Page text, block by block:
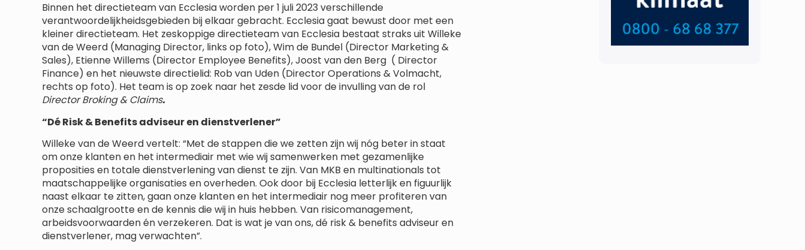
Binnen het directieteam van Ecclesia worden per 1 juli 2023 verschillende
verantwoordelijkheidsgebieden bij elkaar gebracht. Ecclesia gaat bewust door met een
kleiner directieteam. Het zeskoppige directieteam van Ecclesia bestaat straks uit Willeke
van de Weerd (Managing Director, links op foto), Wim de Bundel (Director Marketing &
Sales), Etienne Willems (Director Employee Benefits), Joost van den Berg ( Director
Finance) en het nieuwste directielid: Rob van Uden (Director Operations & Volmacht,
rechts op foto). Het team is op zoek naar het zesde lid voor de invulling van de rol
Director Broking & Claims.
“Dé Risk & Benefits adviseur en dienstverlener”
Willeke van de Weerd vertelt: “Met de stappen die we zetten zijn wij nóg beter in staat
om onze klanten en het intermediair met wie wij samenwerken met gezamenlijke
proposities en totale dienstverlening van dienst te zijn. Van MKB en multinationals tot
maatschappelijke organisaties en overheden. Ook door bij Ecclesia letterlijk en figuurlijk
naast elkaar te zitten, gaan onze klanten en het intermediair nog meer profiteren van
onze schaalgrootte en de kennis die wij in huis hebben. Van risicomanagement,
arbeidsvoorwaarden én verzekeren. Dat is wat je van ons, dé risk & benefits adviseur en
dienstverlener, mag verwachten”.